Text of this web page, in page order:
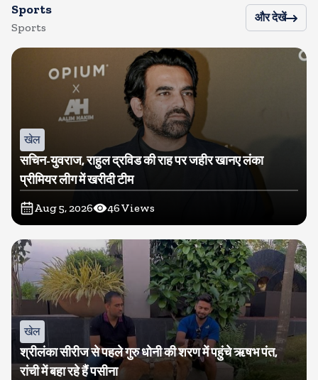
Sports
Sports
और देखें
खेल
सचिन-युवराज, राहुल द्रविड की राह पर जहीर खानए लंका
प्रीमियर लीग में खरीदी टीम
Aug 5, 2026 46Views
खेल
श्रीलंका सीरीज से पहले गुरु धोनी की शरण में पहुंचे ऋषभ पंत,
रांची में बहा रहे हैं पसीना